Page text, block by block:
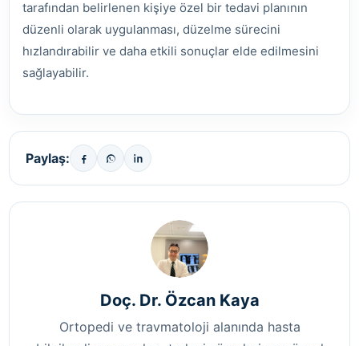
tarafından belirlenen kişiye özel bir tedavi planının
düzenli olarak uygulanması, düzelme sürecini
hızlandırabilir ve daha etkili sonuçlar elde edilmesini
sağlayabilir.
Paylaş:
Doç. Dr. Özcan Kaya
Ortopedi ve travmatoloji alanında hasta